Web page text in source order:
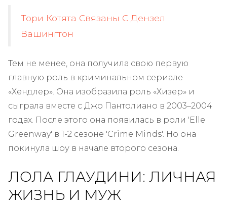
Тори Котята Связаны С Дензел
Вашингтон
Тем не менее, она получила свою первую
главную роль в криминальном сериале
«Хендлер». Она изобразила роль «Хизер» и
сыграла вместе с Джо Пантолиано в 2003–2004
годах. После этого она появилась в роли 'Elle
Greenway' в 1-2 сезоне 'Crime Minds'. Но она
покинула шоу в начале второго сезона.
ЛОЛА ГЛАУДИНИ: ЛИЧНАЯ
ЖИЗНЬ И МУЖ